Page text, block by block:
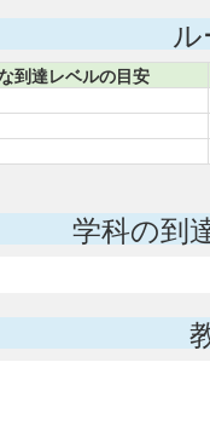
到達レベルの目安
学科の到